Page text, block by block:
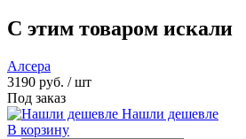
C этим товаром искали
Алсера
3190 руб. / шт
Под заказ
Нашли дешевле
В корзину